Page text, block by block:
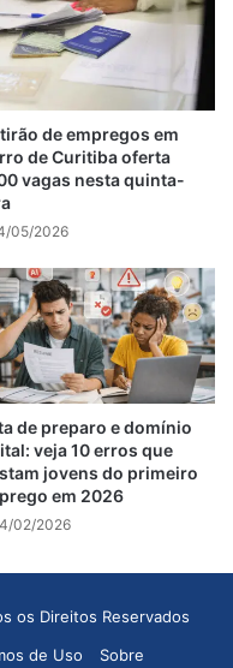
de empregos em
de Curitiba oferta
vagas nesta quinta-
05/2026
de preparo e domínio
veja 10 erros que
jovens do primeiro
em 2026
02/2026
os Direitos Reservados
de Uso Sobre